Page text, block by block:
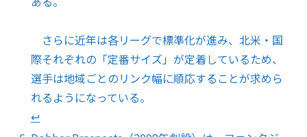
さらに近年は各リーグで標準化が進み、北米・国
際それぞれの「定番サイズ」が定着しているため、
選手は地域ごとのリンク幅に順応することが求めら
れるようになっている。
↩︎